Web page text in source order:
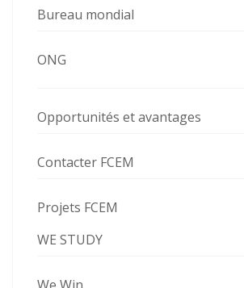
Bureau mondial
ONG
Opportunités et avantages
Contacter FCEM
Projets FCEM
WE STUDY